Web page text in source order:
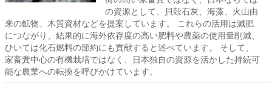
の資源として、貝殻石灰、海藻、火山由
来の鉱物、木質資材などを提案しています。 これらの活用は減肥
につながり、結果的に海外依存度の高い肥料や農薬の使用量削減、
ひいては化石燃料の節約にも貢献すると述べています。 そして、
家畜糞中心の有機栽培ではなく、日本独自の資源を活かした持続可
能な農業への転換を呼びかけています。